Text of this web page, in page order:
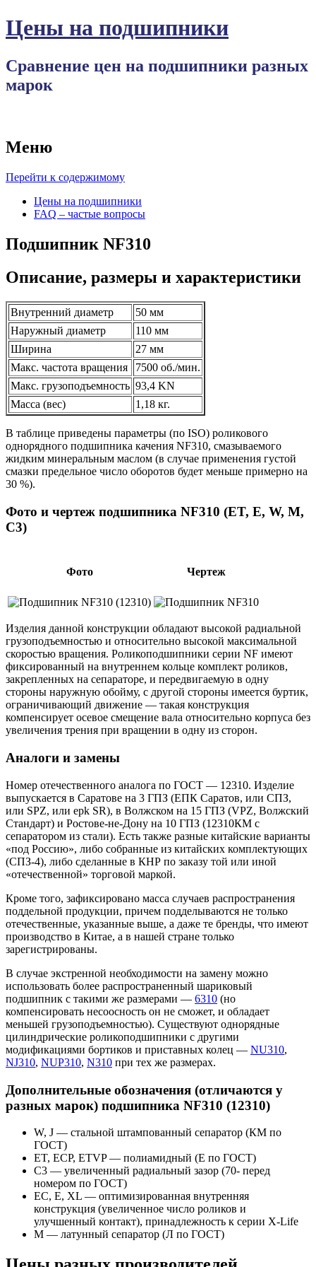
Цены на подшипники
Сравнение цен на подшипники разных
марок
Меню
Перейти к содержимому
Цены на подшипники
FAQ – частые вопросы
Подшипник NF310
Описание, размеры и характеристики
Внутренний диаметр
50 мм
Наружный диаметр
110 мм
Ширина
27 мм
Макс. частота вращения
7500 об./мин.
Макс. грузоподъемность 93,4 KN
Масса (вес)
1,18 кг.
В таблице приведены параметры (по ISO) роликового
однорядного подшипника качения NF310, смазываемого
жидким минеральным маслом (в случае применения густой
смазки предельное число оборотов будет меньше примерно на
30 %).
Фото и чертеж подшипника NF310 (ET, E, W, M,
C3)
Фото Чертеж
Изделия данной конструкции обладают высокой радиальной
грузоподъемностью и относительно высокой максимальной
скоростью вращения. Роликоподшипники серии NF имеют
фиксированный на внутреннем кольце комплект роликов,
закрепленных на сепараторе, и передвигаемую в одну
стороны наружную обойму, с другой стороны имеется буртик,
ограничивающий движение — такая конструкция
компенсирует осевое смещение вала относительно корпуса без
увеличения трения при вращении в одну из сторон.
Аналоги и замены
Номер отечественного аналога по ГОСТ — 12310. Изделие
выпускается в Саратове на 3 ГПЗ (ЕПК Саратов, или СПЗ,
или SPZ, или epk SR), в Волжском на 15 ГПЗ (VPZ, Волжский
Стандарт) и Ростове-не-Дону на 10 ГПЗ (12310КМ с
сепаратором из стали). Есть также разные китайские варианты
«под Россию», либо собранные из китайских комплектующих
(СПЗ-4), либо сделанные в КНР по заказу той или иной
«отечественной» торговой маркой.
Кроме того, зафиксировано масса случаев распространения
поддельной продукции, причем подделываются не только
отечественные, указанные выше, а даже те бренды, что имеют
производство в Китае, а в нашей стране только
зарегистрированы.
В случае экстренной необходимости на замену можно
использовать более распространенный шариковый
подшипник с такими же размерами — 6310 (но
компенсировать несоосность он не сможет, и обладает
меньшей грузоподъемностью). Существуют однорядные
цилиндрические роликоподшипники с другими
модификациями бортиков и приставных колец — NU310,
NJ310, NUP310, N310 при тех же размерах.
Дополнительные обозначения (отличаются у
разных марок) подшипника NF310 (12310)
W, J — стальной штампованный сепаратор (КМ по
ГОСТ)
ET, ECP, ETVP — полиамидный (Е по ГОСТ)
С3 — увеличенный радиальный зазор (70- перед
номером по ГОСТ)
EC, E, XL — оптимизированная внутренняя
конструкция (увеличенное число роликов и
улучшенный контакт), принадлежность к серии X-Life
М — латунный сепаратор (Л по ГОСТ)